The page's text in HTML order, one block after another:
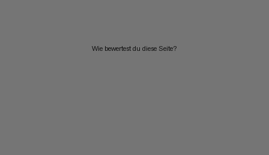
Wie bewertest du diese Seite?